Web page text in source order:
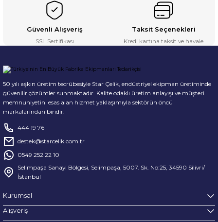
Güvenli Alışveriş
SSL Sertifikası
Taksit Seçenekleri
Kredi kartına taksit ve havale
50 yılı aşkın üretim tecrübesiyle Star Çelik, endüstriyel ekipman üretiminde
güvenilir çözümler sunmaktadır. Kalite odaklı üretim anlayışı ve müşteri
memnuniyetini esas alan hizmet yaklaşımıyla sektörün öncü
markalarından biridir.
444 19 76
destek@starcelik.com.tr
0549 252 22 10
Selimpaşa Sanayi Bölgesi, Selimpaşa, 5007. Sk. No:25, 34590 Silivri/
İstanbul
Kurumsal
Alışveriş